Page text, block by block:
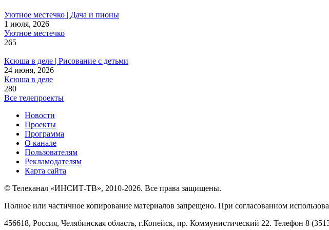
Уютное местечко | Дача и пионы
1 июля, 2026
Уютное местечко
265
Ксюша в деле | Рисование с детьми
24 июня, 2026
Ксюша в деле
280
Все телепроекты
Новости
Проекты
Программа
О канале
Пользователям
Рекламодателям
Карта сайта
© Телеканал «ИНСИТ-ТВ», 2010-2026. Все права защищены.
Полное или частичное копирование материалов запрещено. При согласованном
456618, Россия, Челябинская область, г.Копейск, пр. Коммунистический 22. Телефон 8